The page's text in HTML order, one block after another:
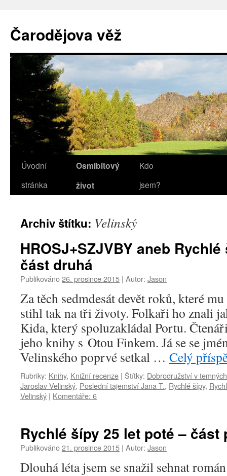
obsahu
webu
Čarodějova věž
Úvodní
stránka
Osmibitový
život
Kdo
jsem?
Archiv štítku: Velinský
HROSJ+SZJVBY aneb
část druhá
Publikováno26. prosince 2015 | Autor: Jason
Za těch sedmdesát devět roků, které
stihl tak na tři životy. Folkaři ho znali
Kida, který spoluzakládal Portu.
jeho knihy s Otou Finkem. Já se se
Velinského poprvé setkal … Celý
Rubriky: Knihy, Knižní recenze | Štítky: Dobrodružství v
Jaroslav Velinský, Poslední tajemství Jana T., Rychlé šípy,
Velinský | Komentáře: 6
Rychlé šípy 25 let poté – část
Publikováno21. prosince 2015 | Autor: Jason
Dlouhá léta jsem se snažil sehnat